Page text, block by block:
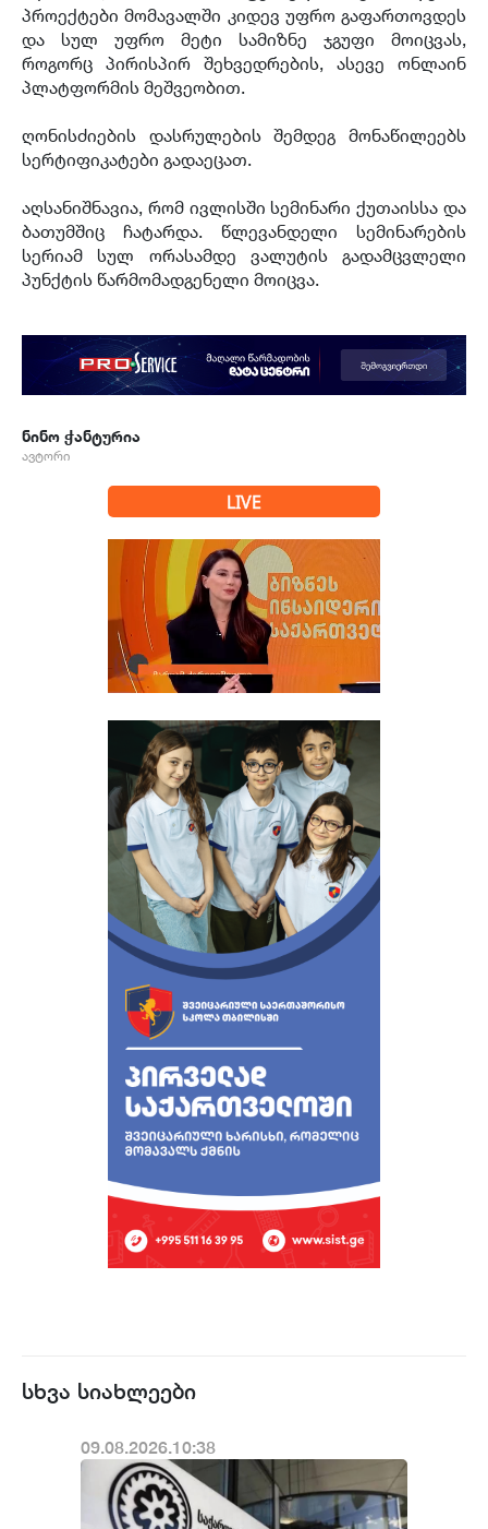
პროექტები მომავალში კიდევ უფრო გაფართოვდეს
და სულ უფრო მეტი სამიზნე ჯგუფი მოიცვას,
როგორც პირისპირ შეხვედრების, ასევე ონლაინ
პლატფორმის მეშვეობით.
ღონისძიების დასრულების შემდეგ მონაწილეებს
სერტიფიკატები გადაეცათ.
აღსანიშნავია, რომ ივლისში სემინარი ქუთაისსა და
ბათუმშიც ჩატარდა. წლევანდელი სემინარების
სერიამ სულ ორასამდე ვალუტის გადამცვლელი
პუნქტის წარმომადგენელი მოიცვა.
ნინო ჭანტურია
ავტორი
LIVE
სხვა სიახლეები
09.08.2026.10:38